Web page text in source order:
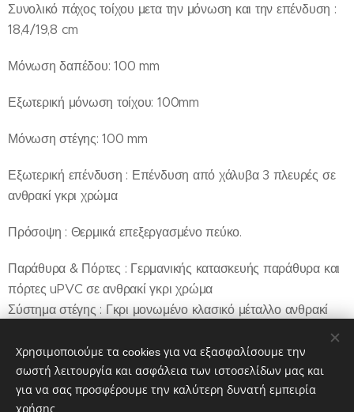
Συνολικό πάχος τοίχου μετα την μόνωση και την επένδυση :
18,4/19,8 cm
Μόνωση δαπέδου: 100 mm
Εξωτερική μόνωση τοίχου: 100mm
Μόνωση στέγης: 100 mm
Εξωτερική επένδυση : Επένδυση από χάλυβα 3 πλευρές σε
ανθρακί γκρι χρώμα
Πρόσοψη : Θερμικά επεξεργασμένο πεύκο.
Παράθυρα & Πόρτες : Γερμανικής κατασκευής παράθυρα και
πόρτες uPVC σε ανθρακί γκρι χρώμα
Σύστημα στέγης : Γκρι μονωμένο κλασικό μέταλλο ανθρακί
Υδρορροές:Συμπεριλαμβάνονται
Πληροφορίες 6946800409 Καρακώστας Γιώργος
Χρησιμοποιούμε τα cookies για να εξασφαλίσουμε την
σωστή λειτουργία και ασφάλεια των ιστοσελίδων μας και
για να σας προσφέρουμε την καλύτερη δυνατή εμπειρία
χρήσης.